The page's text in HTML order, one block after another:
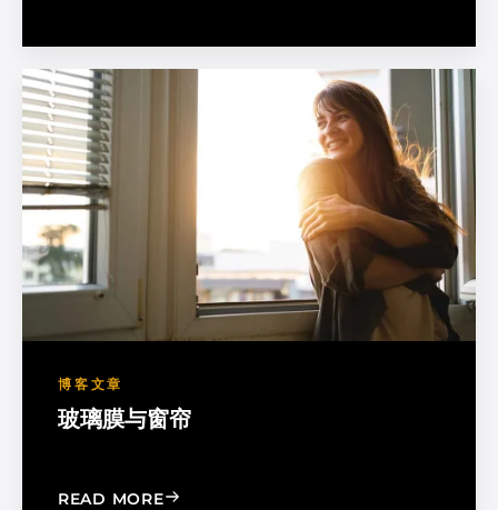
博客文章
玻璃膜与窗帘
READ MORE: WINDOW FILM VS. WINDOW